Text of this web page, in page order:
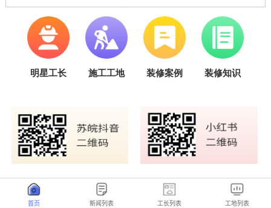
首页 新闻列表 工长列表 工地列表